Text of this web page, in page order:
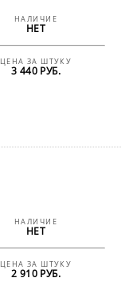
НАЛИЧИЕ
НЕТ
ЦЕНА ЗА ШТУКУ
3 440 РУБ.
НАЛИЧИЕ
НЕТ
ЦЕНА ЗА ШТУКУ
2 910 РУБ.